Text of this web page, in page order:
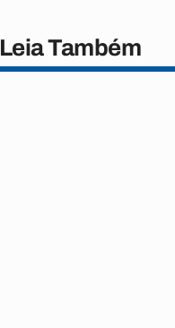
Leia Também